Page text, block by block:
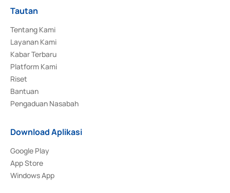
Tautan
Tentang Kami
Layanan Kami
Kabar Terbaru
Platform Kami
Riset
Bantuan
Pengaduan Nasabah
Download Aplikasi
Google Play
App Store
Windows App